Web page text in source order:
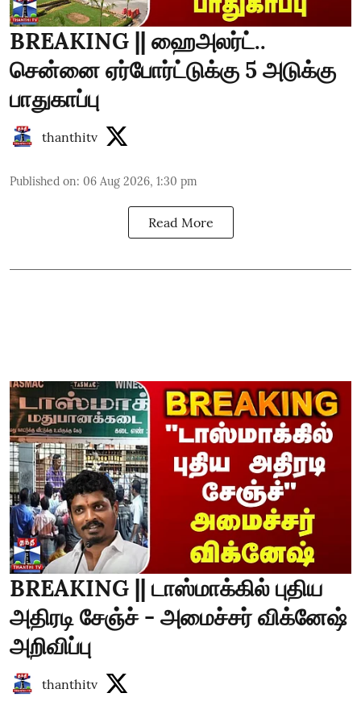
BREAKING || ஹைஅலர்ட்..
சென்னை ஏர்போர்ட்டுக்கு 5 அடுக்கு
பாதுகாப்பு
thanthitv
Published on: 06 Aug 2026, 1:30 pm
Read More
BREAKING || டாஸ்மாக்கில் புதிய
அதிரடி சேஞ்ச் - அமைச்சர் விக்னேஷ்
அறிவிப்பு
thanthitv